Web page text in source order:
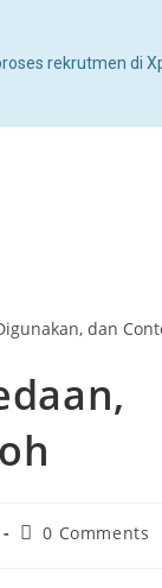
rekrutmen di
0 Comments